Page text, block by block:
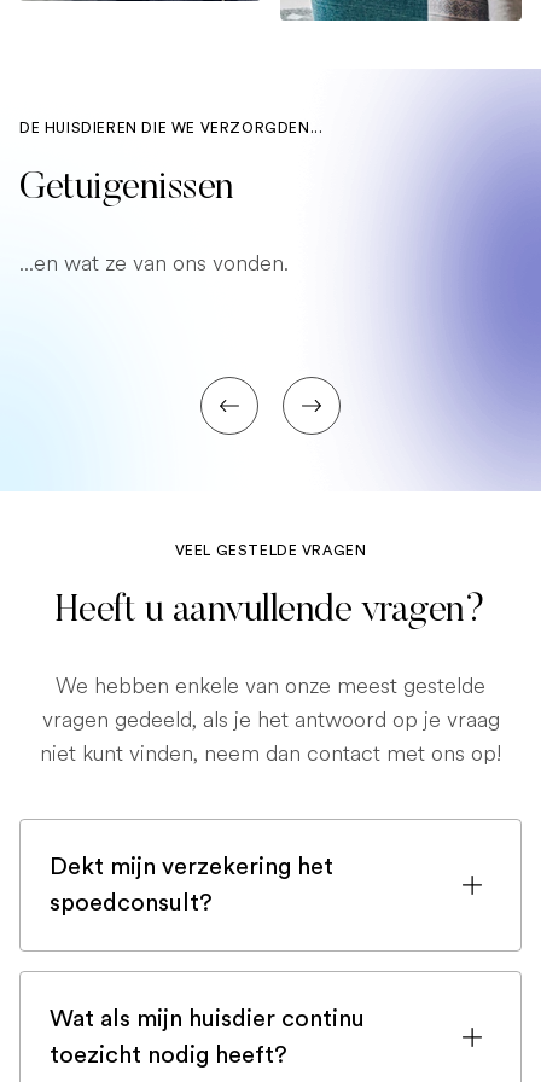
DE HUISDIEREN DIE WE VERZORGDEN...
Getuigenissen
...en wat ze van ons vonden.
VEEL GESTELDE VRAGEN
Heeft u aanvullende vragen?
We hebben enkele van onze meest gestelde
vragen gedeeld, als je het antwoord op je vraag
niet kunt vinden, neem dan contact met ons op!
Dekt mijn verzekering het
spoedconsult?
Als u bent ingeschreven bij een
dat een spoedconsult wordt gedekt.
Maar controleer voor de zekerheid uw
Wat als mijn huisdier continu
toezicht nodig heeft?